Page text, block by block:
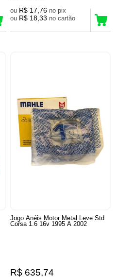
ou R$ 17,76
no pix
ou R$ 18,33 no cartão
Jogo Anéis Motor Metal Leve Std
Corsa 1.6 16v 1995 A 2002
R$ 635,74